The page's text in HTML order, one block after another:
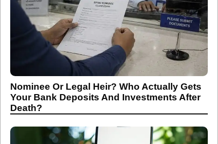
Nominee Or Legal Heir? Who Actually Gets
Your Bank Deposits And Investments After
Death?